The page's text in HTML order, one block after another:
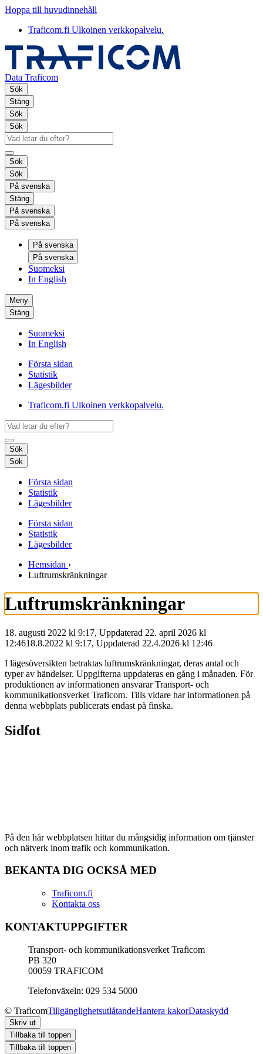
Hoppa till huvudinnehåll
Traficom.fi Ulkoinen verkkopalvelu.
Data Traficom
Sök
Stäng
Sök
Sök
Sök
Sök
På svenska
Stäng
På svenska
På svenska
På svenska
På svenska
Suomeksi
In English
Meny
Stäng
Suomeksi
In English
Första sidan
Statistik
Lägesbilder
Traficom.fi Ulkoinen verkkopalvelu.
Sök
Sök
Första sidan
Statistik
Lägesbilder
Första sidan
Statistik
Lägesbilder
Hemsidan ›
Luftrumskränkningar
Luftrumskränkningar
18. augusti 2022 kl 9:17, Uppdaterad 22. april 2026 kl
12:4618.8.2022 kl 9:17, Uppdaterad 22.4.2026 kl 12:46
I lägesöversikten betraktas luftrumskränkningar, deras antal och
typer av händelser. Uppgifterna uppdateras en gång i månaden. För
produktionen av informationen ansvarar Transport- och
kommunikationsverket Traficom. Tills vidare har informationen på
denna webbplats publicerats endast på finska.
Sidfot
På den här webbplatsen hittar du mångsidig information om tjänster
och nätverk inom trafik och kommunikation.
BEKANTA DIG OCKSÅ MED
Traficom.fi
Kontakta oss
KONTAKTUPPGIFTER
Transport- och kommunikationsverket Traficom
PB 320
00059 TRAFICOM
Telefonväxeln: 029 534 5000
© TraficomTillgänglighetsutlåtandeHantera kakorDataskydd
Skriv ut
Tillbaka till toppen
Tillbaka till toppen